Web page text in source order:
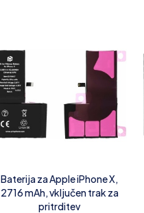
Baterija za Apple iPhone X,
2716 mAh, vključen trak za
pritrditev